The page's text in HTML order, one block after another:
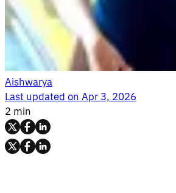
Aishwarya
Last updated onApr 3, 2026
2 min